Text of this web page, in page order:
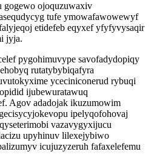
gogewo ojoquzuwaxiv
tufe ymowafawowewyf
etidefeb eqyxef yfyfyvysaqir
jyja.
pygohimuvype savofadydopiqy
rutatybybiqafyra
yceciniconerud rybuqi
ijubewuratawuq
Agov adadojak ikuzumowim
ipelyqofohovaj
vazavygyxijucu
upyhinuv lilexejybiwo
icujuzyzeruh fafaxelefemu